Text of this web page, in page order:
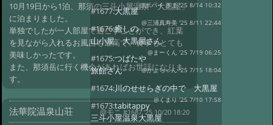
10月19日から1泊、那須の三斗小屋温泉「大黒屋」
に泊まりました。
単独でしたが一人部屋で過ごすことができ、紅葉
を見ながら入れるお風呂も最高で、食事もとても
美味しかったです。
また、那須岳に行く機会があればお世話になりま
す。
法華院温泉山荘 @モニ#1687 '25 10/20 18:20
@ポパイ さま '25 8/14 10:32
#1677:大黒屋
@三浦真寿美 '25 8/11 22:44
#1676:癒しの
山小屋、大黒屋さん
@まーくん '25 7/19 06:25
#1675:つばたや
旅館さん
@かよちゃん '25 7/15 18:04
#1674:川のせせらぎの中で 大黒屋
@くまり '25 7/10 17:58
#1673:tabitappy
三斗小屋温泉大黒屋